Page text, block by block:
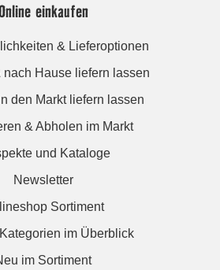
einkaufen
& Lieferoptionen
nach Hause liefern lassen
den Markt liefern lassen
& Abholen im Markt
und Kataloge
Newsletter
Sortiment
im Überblick
im Sortiment